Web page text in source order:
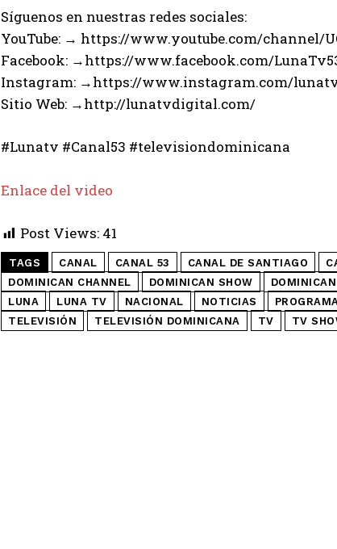
Síguenos en nuestras redes sociales:
YouTube: → https://www.youtube.com/channel/
Facebook: →https://www.facebook.com/
Instagram: →https://www.instagram.com/
Sitio Web: →http://lunatvdigital.com/
#Lunatv #Canal53 #televisiondominicana
Enlace del video
Post Views: 41
TAGS CANAL CANAL 53 CANAL DE SANTIAGO
DOMINICAN CHANNEL
DOMINICAN SHOW
LUNA
LUNA TV NACIONAL NOTICIAS
TELEVISIÓN
TELEVISIÓN DOMINICANA TV TV